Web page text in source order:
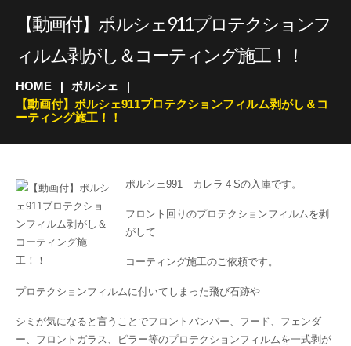
【動画付】ポルシェ911プロテクションフ
ィルム剥がし＆コーティング施工！！
HOME
ポルシェ
【動画付】ポルシェ911プロテクションフィルム剥がし＆コ
ーティング施工！！
ポルシェ991 カレラ４Sの入庫です。
フロント回りのプロテクションフィルムを剥
がして
コーティング施工のご依頼です。
プロテクションフィルムに付いてしまった飛び石跡や
シミが気になると言うことでフロントバンバー、フード、フェンダ
ー、フロントガラス、ピラー等のプロテクションフィルムを一式剥が